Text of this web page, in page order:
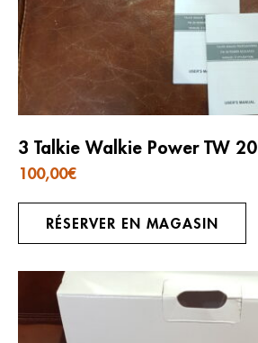
3 Talkie Walkie Power TW 20
100,00€
RÉSERVER EN MAGASIN